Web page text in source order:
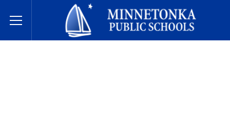
Toggle Menu
미네토카 공립학교